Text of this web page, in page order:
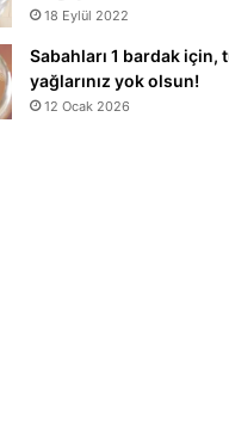
18 Eylül 2022
Sabahları 1 bardak için,
yağlarınız yok olsun!
12 Ocak 2026